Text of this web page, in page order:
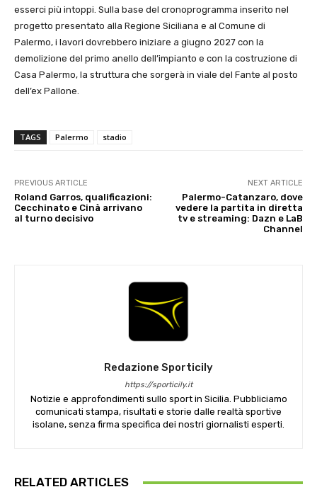
esserci più intoppi. Sulla base del cronoprogramma inserito nel
progetto presentato alla Regione Siciliana e al Comune di
Palermo, i lavori dovrebbero iniziare a giugno 2027 con la
demolizione del primo anello dell’impianto e con la costruzione di
Casa Palermo, la struttura che sorgerà in viale del Fante al posto
dell’ex Pallone.
TAGS Palermo stadio
PREVIOUS ARTICLE
Roland Garros, qualificazioni:
Cecchinato e Cinà arrivano
al turno decisivo
NEXT ARTICLE
Palermo-Catanzaro, dove
vedere la partita in diretta
tv e streaming: Dazn e LaB
Channel
Redazione Sporticily
https://sporticily.it
Notizie e approfondimenti sullo sport in Sicilia. Pubbliciamo
comunicati stampa, risultati e storie dalle realtà sportive
isolane, senza firma specifica dei nostri giornalisti esperti.
RELATED ARTICLES